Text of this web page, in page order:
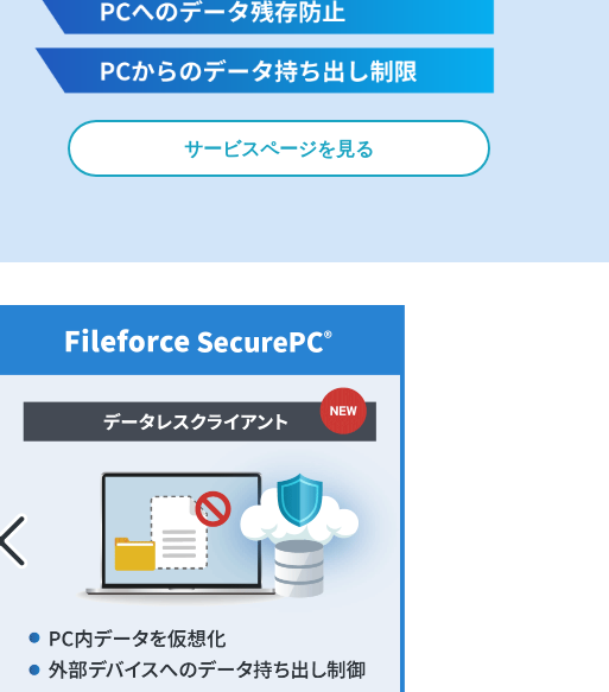
サービスページを見る